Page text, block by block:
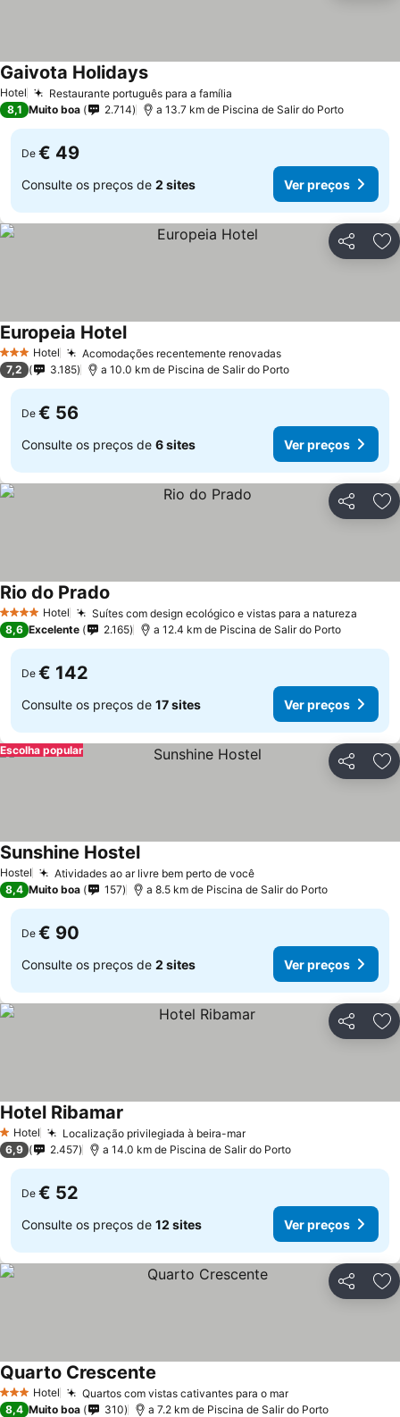
Hotel Restaurante português para a família
Gaivota Holidays
8,1 Muito boa 2.714 a 13.7 km de Piscina de Salir do Porto
De € 49
Consulte os preços de 2 sites Ver preços
Partilhar
3 EstrelasHotel Acomodações recentemente renovadas
Europeia Hotel
7,2 3.185 a 10.0 km de Piscina de Salir do Porto
De € 56
Consulte os preços de 6 sites Ver preços
Partilhar
4 EstrelasHotel Suítes com design ecológico e vistas para a natureza
Rio do Prado
8,6 Excelente 2.165 a 12.4 km de Piscina de Salir do Porto
De € 142
Consulte os preços de 17 sites Ver preços
Partilhar
Escolha popular
Hostel Atividades ao ar livre bem perto de você
Sunshine Hostel
8,4 Muito boa 157 a 8.5 km de Piscina de Salir do Porto
De € 90
Consulte os preços de 2 sites Ver preços
Partilhar
1 Estrelas
Hotel Localização privilegiada à beira-mar
Hotel Ribamar
6,9 2.457 a 14.0 km de Piscina de Salir do Porto
De € 52
Consulte os preços de 12 sites Ver preços
Partilhar
3 EstrelasHotel Quartos com vistas cativantes para o mar
Quarto Crescente
8,4 Muito boa 310 a 7.2 km de Piscina de Salir do Porto